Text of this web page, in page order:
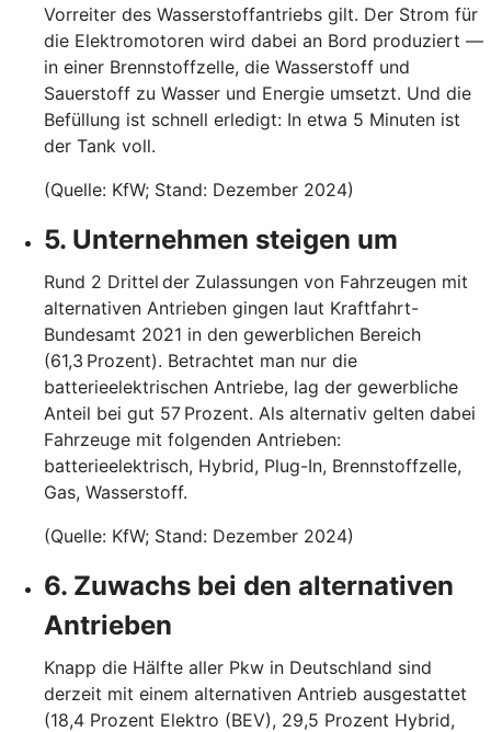
Vorreiter des Wasserstoffantriebs gilt. Der Strom für
die Elektromotoren wird dabei an Bord produziert —
in einer Brennstoffzelle, die Wasserstoff und
Sauerstoff zu Wasser und Energie umsetzt. Und die
Befüllung ist schnell erledigt: In etwa 5 Minuten ist
der Tank voll.
(Quelle: KfW; Stand: Dezember 2024)
5. Unternehmen steigen um
Rund 2 Drittel der Zulassungen von Fahrzeugen mit
alternativen Antrieben gingen laut Kraftfahrt-
Bundesamt 2021 in den gewerblichen Bereich
(61,3 Prozent). Betrachtet man nur die
batterieelektrischen Antriebe, lag der gewerbliche
Anteil bei gut 57 Prozent. Als alternativ gelten dabei
Fahrzeuge mit folgenden Antrieben:
batterieelektrisch, Hybrid, Plug-In, Brennstoffzelle,
Gas, Wasserstoff.
(Quelle: KfW; Stand: Dezember 2024)
6. Zuwachs bei den alternativen
Antrieben
Knapp die Hälfte aller Pkw in Deutschland sind
derzeit mit einem alternativen Antrieb ausgestattet
(18,4 Prozent Elektro (BEV), 29,5 Prozent Hybrid,